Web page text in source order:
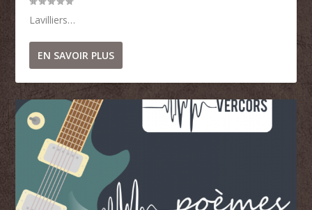
Lavilliers…
EN SAVOIR PLUS